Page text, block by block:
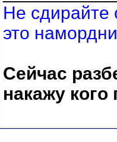
Не сдирайте
это
Сейчас
накажу кого